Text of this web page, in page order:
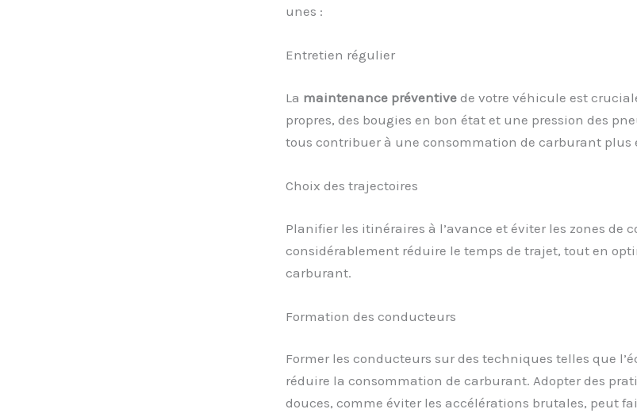
unes :
Entretien régulier
La maintenance préventivede votre véhicule est
propres, des bougies en bon état et une pression des
tous contribuer à une consommation de carburant plus
Choix des trajectoires
Planifier les itinéraires à l’avance et éviter les zones de
considérablement réduire le temps de trajet, tout en
carburant.
Formation des conducteurs
Former les conducteurs sur des techniques telles que
réduire la consommation de carburant. Adopter des
douces, comme éviter les accélérations brutales, peut